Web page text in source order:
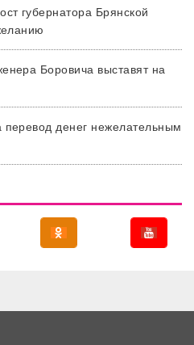
губернатора Брянской
Боровича выставят на
перевод денег нежелательным